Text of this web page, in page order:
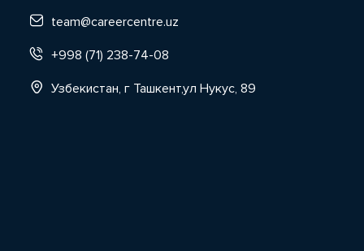
team@careercentre.uz
+998 (71) 238-74-08
Узбекистан, г Ташкент,ул Нукус, 89